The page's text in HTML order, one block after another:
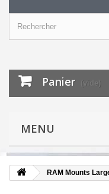
Panier (vide)
MENU
RAM Mounts